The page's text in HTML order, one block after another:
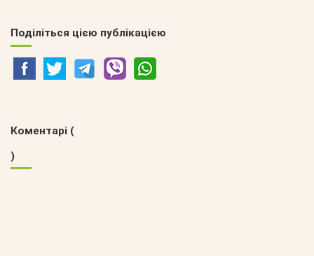
Поділіться цією публікацією
Коментарі (
)